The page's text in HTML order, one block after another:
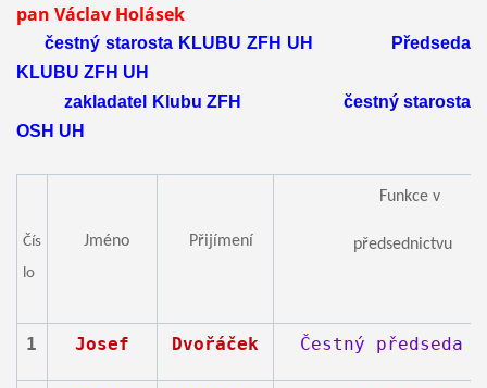
pan Václav Holásek
čestný starosta KLUBU ZFH UH Předseda
KLUBU ZFH UH
zakladatel Klubu ZFH čestný starosta
OSH UH
Čís
lo
Jméno Přijímení
Funkce v
předsednictvu
1 Josef Dvořáček Čestný předseda